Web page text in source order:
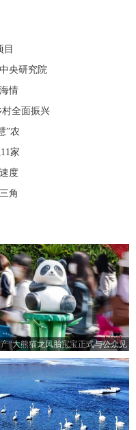
目
央研究院
情
全面振兴
”农
家
度
角
产”大熊猫龙凤胎宝宝正式与公众见
面